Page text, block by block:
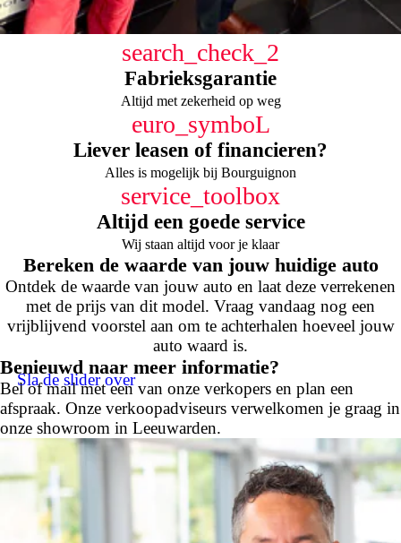
search_check_2
Fabrieksgarantie
Altijd met zekerheid op weg
euro_symboL
Liever leasen of financieren?
Alles is mogelijk bij Bourguignon
service_toolbox
Altijd een goede service
Wij staan altijd voor je klaar
Bereken de waarde van jouw huidige auto
Ontdek de waarde van jouw auto en laat deze verrekenen
met de prijs van dit model. Vraag vandaag nog een
vrijblijvend voorstel aan om te achterhalen hoeveel jouw
auto waard is.
Benieuwd naar meer informatie?
Bel of mail met een van onze verkopers en plan een
afspraak. Onze verkoopadviseurs verwelkomen je graag in
onze showroom in Leeuwarden.
Sla de slider over